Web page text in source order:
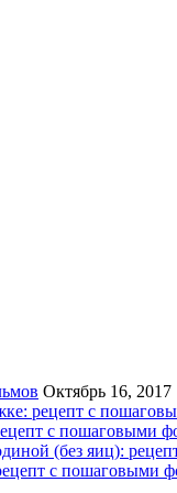
Октябрь 16, 2017
рецепт с
с пошаговыми
(без яиц):
с пошаговыми